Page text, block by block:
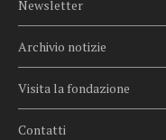
Newsletter
Archivio notizie
Visita la fondazione
Contatti